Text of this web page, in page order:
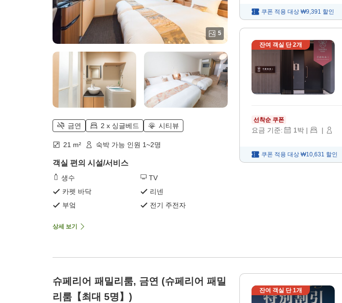
5
금연 2 x 싱글베드 시티뷰
21 m² 숙박 가능 인원 1~2명
객실 편의 시설/서비스
생수
TV
카펫 바닥
리넨
부엌
전기 주전자
상세 보기
쿠폰 적용 대상 ₩9,391 할인
잔여 객실 단2개
선착순 쿠폰
요금 기준: 1박 | |
쿠폰 적용 대상 ₩10,631 할인
슈페리어 패밀리룸, 금연 (슈페리어 패밀
리룸【최대 5명】)
잔여 객실 단1개